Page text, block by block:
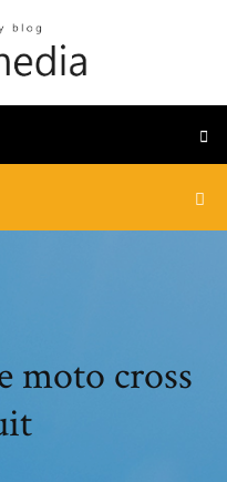
moto cross